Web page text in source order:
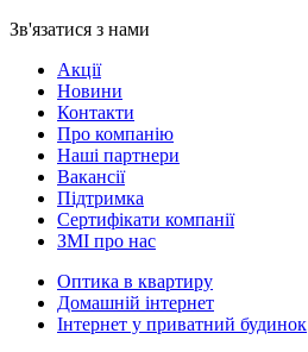
Зв'язатися з нами
Акції
Новини
Контакти
Про компанію
Наші партнери
Вакансії
Підтримка
Сертифікати компанії
ЗМІ про нас
Оптика в квартиру
Домашній інтернет
Інтернет у приватний будинок